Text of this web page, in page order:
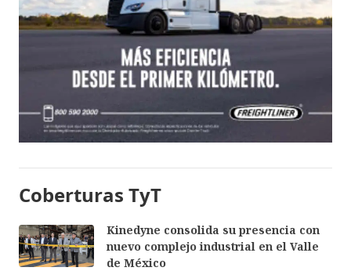
Coberturas TyT
Kinedyne consolida su presencia con
nuevo complejo industrial en el Valle
de México